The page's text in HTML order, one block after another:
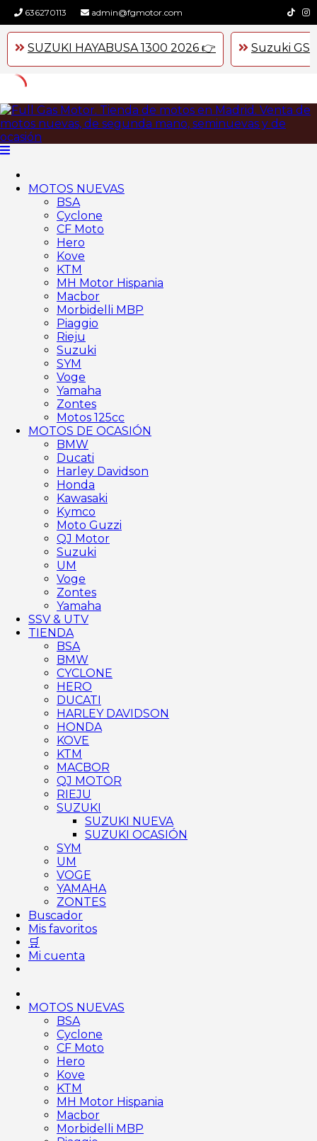
636270113 admin@fgmotor.com
SUZUKI HAYABUSA 1300 2026 👉 Suzuki
Skip
to
content
MOTOS NUEVAS
BSA
Cyclone
CF Moto
Hero
Kove
KTM
MH Motor Hispania
Macbor
Morbidelli MBP
Piaggio
Rieju
Suzuki
SYM
Voge
Yamaha
Zontes
Motos 125cc
MOTOS DE OCASIÓN
BMW
Ducati
Harley Davidson
Honda
Kawasaki
Kymco
Moto Guzzi
QJ Motor
Suzuki
UM
Voge
Zontes
Yamaha
SSV & UTV
TIENDA
BSA
BMW
CYCLONE
HERO
DUCATI
HARLEY DAVIDSON
HONDA
KOVE
KTM
MACBOR
QJ MOTOR
RIEJU
SUZUKI
SUZUKI NUEVA
SUZUKI OCASIÓN
SYM
UM
VOGE
YAMAHA
ZONTES
Buscador
Mis favoritos
🛒
Mi cuenta
MOTOS NUEVAS
BSA
Cyclone
CF Moto
Hero
Kove
KTM
MH Motor Hispania
Macbor
Morbidelli MBP